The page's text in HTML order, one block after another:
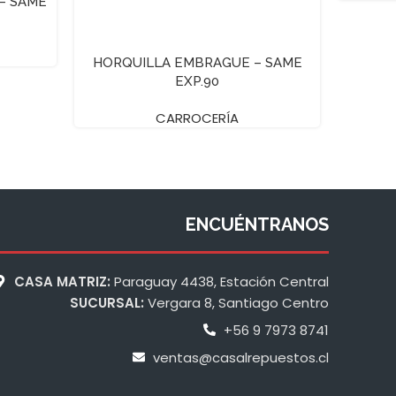
HORQUILLA EMBRAGUE – SAME
EXP.90
CARROCERÍA
ENCUÉNTRANOS
CASA MATRIZ: Paraguay 4438, Estación Central
SUCURSAL: Vergara 8, Santiago Centro
+56 9 7973 8741
ventas@casalrepuestos.cl